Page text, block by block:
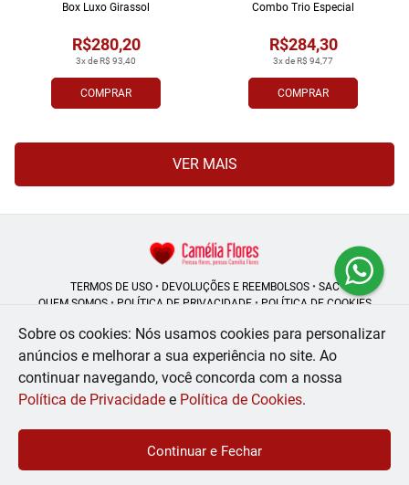
COMPRAR
3x de R$ 93,40
R$280,20
Box Luxo Girassol
COMPRAR
3x de R$ 94,77
R$284,30
Combo Trio Especial
VER MAIS
TERMOS DE USO• DEVOLUÇÕES E REEMBOLSOS• SAC
QUEM SOMOS• POLÍTICA DE PRIVACIDADE• POLÍTICA DE COOKIES
Camélia Flores | CNPJ: 08.250.956/0001-53
Rua do Rosário - 164, Centro - Rio de Janeiro - RJ - 20041-002
© 2024-2026 - Todos os direitos reservados - Desenvolvido por
Sobre os cookies: Nós usamos cookies para personalizar
anúncios e melhorar a sua experiência no site. Ao
continuar navegando, você concorda com a nossa
Política de Privacidade e Política de Cookies.
Continuar e Fechar